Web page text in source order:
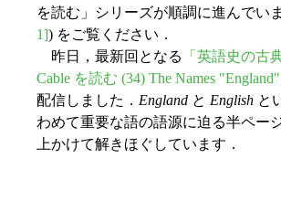
を読む」シリーズが順調に進んでい
1]) をご覧ください．
昨日，最新回となる
「英語史の古
Cable を読む (34) The Names "England"
配信しました． England と English と
わめて重要な語の語源に迫る半ペー
上かけて解きほぐしています．